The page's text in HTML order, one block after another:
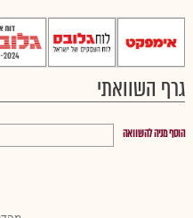
גרף השוואתי
הוסף מניה להשוואה